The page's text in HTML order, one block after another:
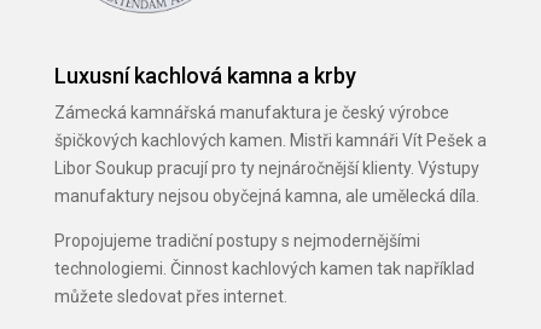
Luxusní kachlová kamna a krby
Zámecká kamnářská manufaktura je český výrobce
špičkových kachlových kamen. Mistři kamnáři Vít Pešek a
Libor Soukup pracují pro ty nejnáročnější klienty. Výstupy
manufaktury nejsou obyčejná kamna, ale umělecká díla.
Propojujeme tradiční postupy s nejmodernějšími
technologiemi. Činnost kachlových kamen tak například
můžete sledovat přes internet.